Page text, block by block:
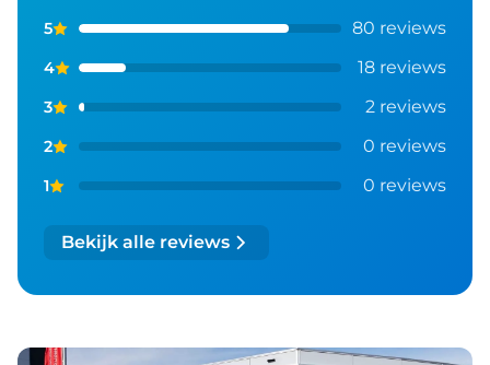
5 80 reviews
4 18 reviews
3 2 reviews
2 0 reviews
1 0 reviews
Bekijk alle reviews